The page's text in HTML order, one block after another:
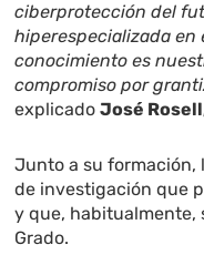
ciberprotección del
hiperespecializada en
conocimiento es
compromiso por
explicadoJosé
Junto a su formación,
de investigación que
y que, habitualmente,
Grado.